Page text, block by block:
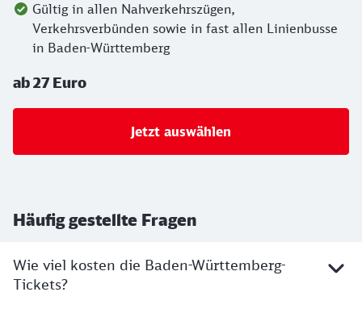
Gültig in allen Nahverkehrszügen,
Verkehrsverbünden sowie in fast allen Linienbusse
in Baden-Württemberg
ab 27 Euro
Jetzt auswählen
Häufig gestellte Fragen
Wie viel kosten die Baden-Württemberg-
Tickets?